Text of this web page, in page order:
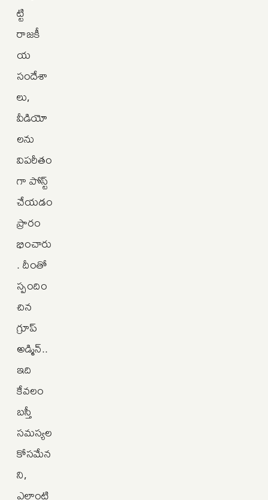
ట్టి
రాజకీ
య
సందేశా
లు,
వీడియో
లను
విపరీతం
గా పోస్ట్
చేయడం
ప్రారం
భించారు
. దీంతో
స్పందిం
చిన
గ్రూప్
అడ్మిన్..
ఇది
కేవలం
బస్తీ
సమస్యల
కోసమేన
ని,
ఎలాంటి